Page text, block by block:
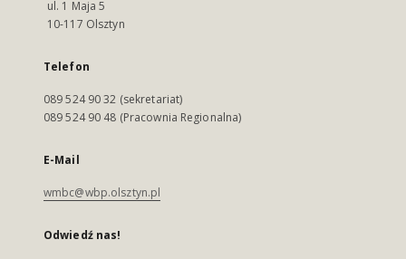
ul. 1 Maja 5
10-117 Olsztyn
Telefon
089 524 90 32 (sekretariat)
089 524 90 48 (Pracownia Regionalna)
E-Mail
wmbc@wbp.olsztyn.pl
Odwiedź nas!